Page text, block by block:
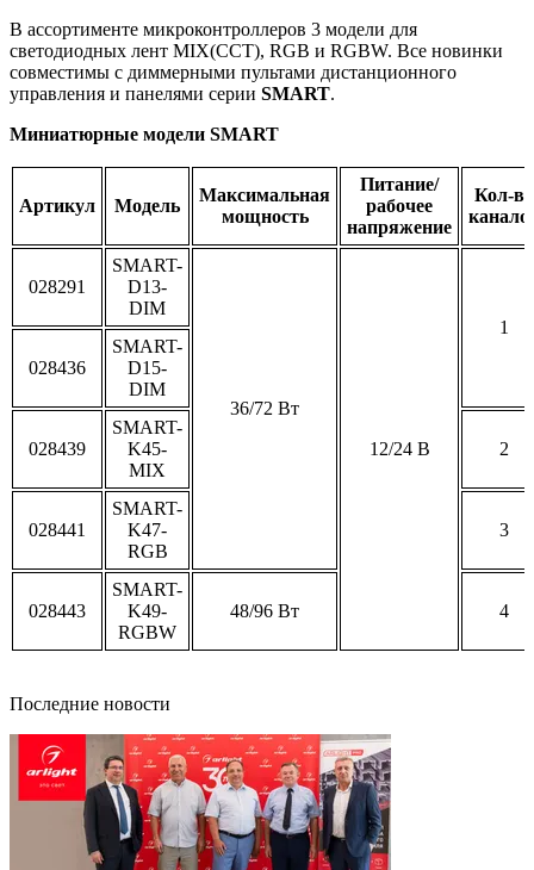
В ассортименте микроконтроллеров 3 модели для
светодиодных лент MIX(CCT), RGB и RGBW. Все новинки
совместимы с диммерными пультами дистанционного
управления и панелями серии SMART.
Миниатюрные модели SMART
Артикул Модель
Максимальная
мощность
Питание/
рабочее
напряжение
Кол-во
028291
SMART-
D13-
DIM
36/72 Вт
12/24 В
1
028436
SMART-
D15-
DIM
028439
SMART-
K45-
MIX
2
028441
SMART-
K47-
RGB
3
028443
SMART-
K49-
RGBW
48/96 Вт 4
Последние новости